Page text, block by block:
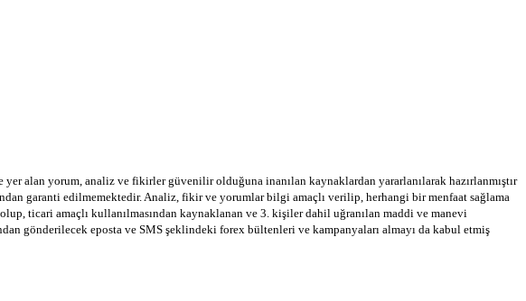
alan yorum, analiz ve fikirler güvenilir olduğuna inanılan kaynaklardan yararlanılarak hazırlanmıştır
garanti edilmemektedir. Analiz, fikir ve yorumlar bilgi amaçlı verilip, herhangi bir menfaat sağlama
ticari amaçlı kullanılmasından kaynaklanan ve 3. kişiler dahil uğranılan maddi ve manevi
gönderilecek eposta ve SMS şeklindeki forex bültenleri ve kampanyaları almayı da kabul etmiş